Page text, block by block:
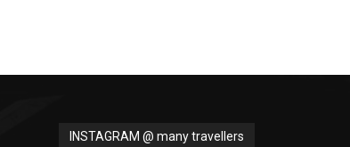
INSTAGRAM @ many travellers